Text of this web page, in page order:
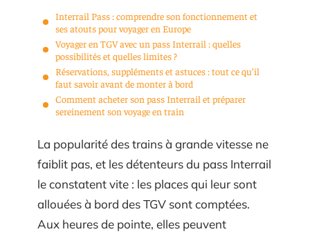
Interrail Pass : comprendre son fonctionnement et
ses atouts pour voyager en Europe
Voyager en TGV avec un pass Interrail : quelles
possibilités et quelles limites ?
Réservations, suppléments et astuces : tout ce qu’il
faut savoir avant de monter à bord
Comment acheter son pass Interrail et préparer
sereinement son voyage en train
La popularité des trains à grande vitesse ne
faiblit pas, et les détenteurs du pass Interrail
le constatent vite : les places qui leur sont
allouées à bord des TGV sont comptées.
Aux heures de pointe, elles peuvent